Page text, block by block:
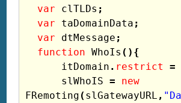
var
clTLDs ;
var
taDomainData ;
var
dtMessage ;
function WhoIs (){
itDomain . restrict =
slWhoIS =
new
FRemoting ( slGatewayURL ,